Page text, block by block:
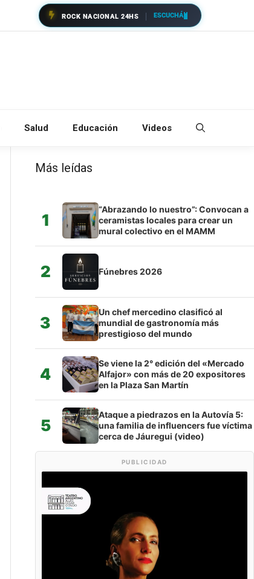
ROCK NACIONAL 24HS ESCUCHÁ
Salud Educación Videos
Más leídas
1
“Abrazando lo nuestro”: Convocan a
ceramistas locales para crear un
mural colectivo en el MAMM
2 Fúnebres 2026
3
Un chef mercedino clasificó al
mundial de gastronomía más
prestigioso del mundo
4
Se viene la 2° edición del «Mercado
Alfajor» con más de 20 expositores
en la Plaza San Martín
5
Ataque a piedrazos en la Autovía 5:
una familia de influencers fue víctima
cerca de Jáuregui (video)
PUBLICIDAD